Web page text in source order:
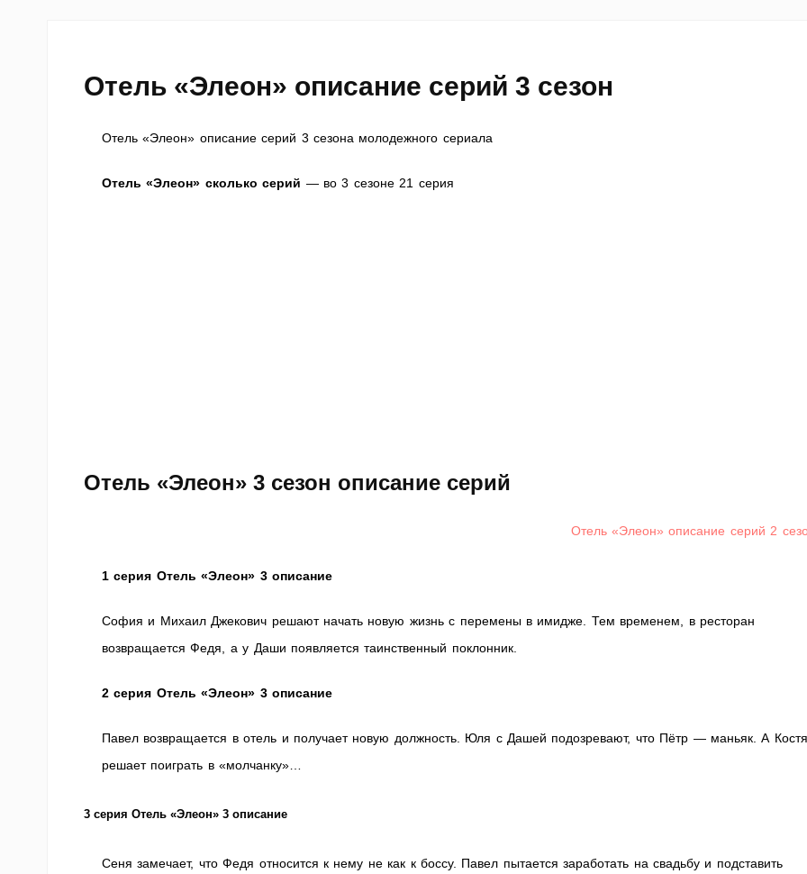
Отель «Элеон» описание серий 3 сезон
Отель «Элеон» описание серий 3 сезона молодежного сериала
Отель «Элеон» сколько серий — во 3 сезоне 21 серия
Отель «Элеон» 3 сезон описание серий
Отель «Элеон» описание серий 2
1 серия Отель «Элеон» 3 описание
София и Михаил Джекович решают начать новую жизнь с перемены в имидже. Тем временем, в ресторан
возвращается Федя, а у Даши появляется таинственный поклонник.
2 серия Отель «Элеон» 3 описание
Павел возвращается в отель и получает новую должность. Юля с Дашей подозревают, что Пётр — маньяк. А Костя
решает поиграть в «молчанку»…
3 серия Отель «Элеон» 3 описание
Сеня замечает, что Федя относится к нему не как к боссу. Павел пытается заработать на свадьбу и подставить